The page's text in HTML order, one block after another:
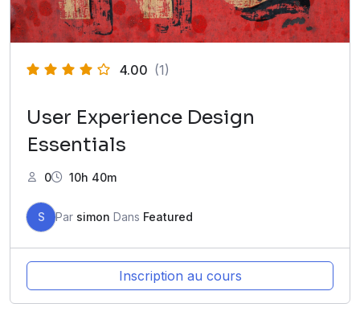
4.00 (1)
User Experience Design
Essentials
0 10h 40m
S Par simon Dans Featured
Inscription au cours